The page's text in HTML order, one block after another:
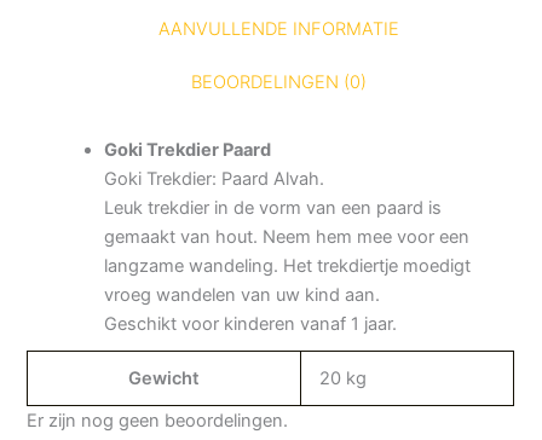
AANVULLENDE INFORMATIE
BEOORDELINGEN (0)
Goki Trekdier Paard
Goki Trekdier: Paard Alvah.
Leuk trekdier in de vorm van een paard is
gemaakt van hout. Neem hem mee voor een
langzame wandeling. Het trekdiertje moedigt
vroeg wandelen van uw kind aan.
Geschikt voor kinderen vanaf 1 jaar.
Gewicht
20 kg
Er zijn nog geen beoordelingen.